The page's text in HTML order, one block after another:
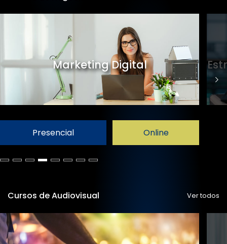
Marketing Digital
Presencial Online
Cursos de Audiovisual Ver todos